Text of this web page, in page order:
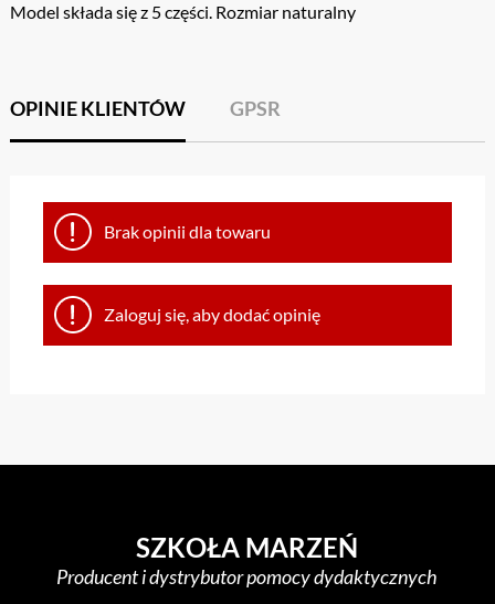
Model składa się z 5 części. Rozmiar naturalny
OPINIE KLIENTÓW GPSR
Brak opinii dla towaru
Zaloguj się, aby dodać opinię
SZKOŁA MARZEŃ
Producent i dystrybutor pomocy dydaktycznych